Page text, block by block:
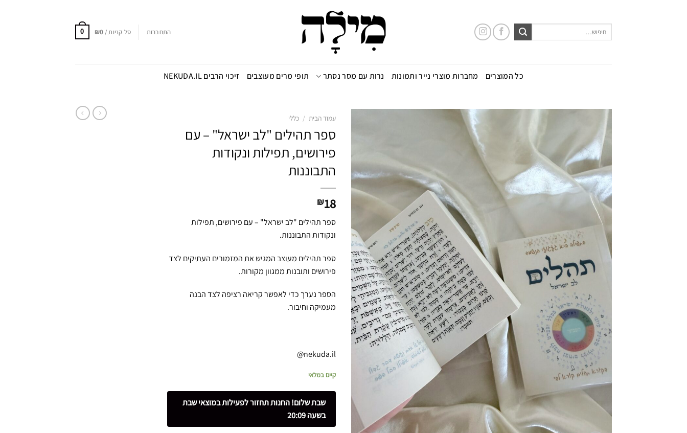
התחברות סל קניות / ₪0
0
כל המוצרים מחברות מוצרי נייר ותמונות נרות עם מסר נסתר תופי מרים מעוצבים זיכוי הרבים NEKUDA.IL
הוספה
לרשימת
המועדפים
עמוד הבית / כללי
ספר תהילים "לב ישראל" – עם
פירושים, תפילות ונקודות
התבוננות
₪18
ספר תהילים "לב ישראל" – עם פירושים, תפילות
ונקודות התבוננות.
ספר תהילים מעוצב המגיש את המזמורים העתיקים לצד
פירושים ותובנות ממגוון מקורות.
הספר נערך כדי לאפשר קריאה רציפה לצד הבנה
מעמיקה וחיבור.
nekuda.il@
קיים במלאי
שבת שלום! החנות תחזור לפעילות במוצאי שבת
בשעה 20:09